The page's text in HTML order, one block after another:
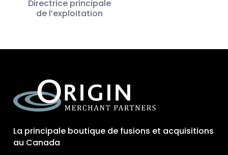
Directrice principale
de l’exploitation
La principale boutique de fusions et acquisitions
au Canada